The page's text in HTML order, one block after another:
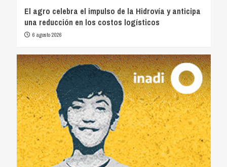
El agro celebra el impulso de la Hidrovía y anticipa
una reducción en los costos logísticos
6 agosto 2026